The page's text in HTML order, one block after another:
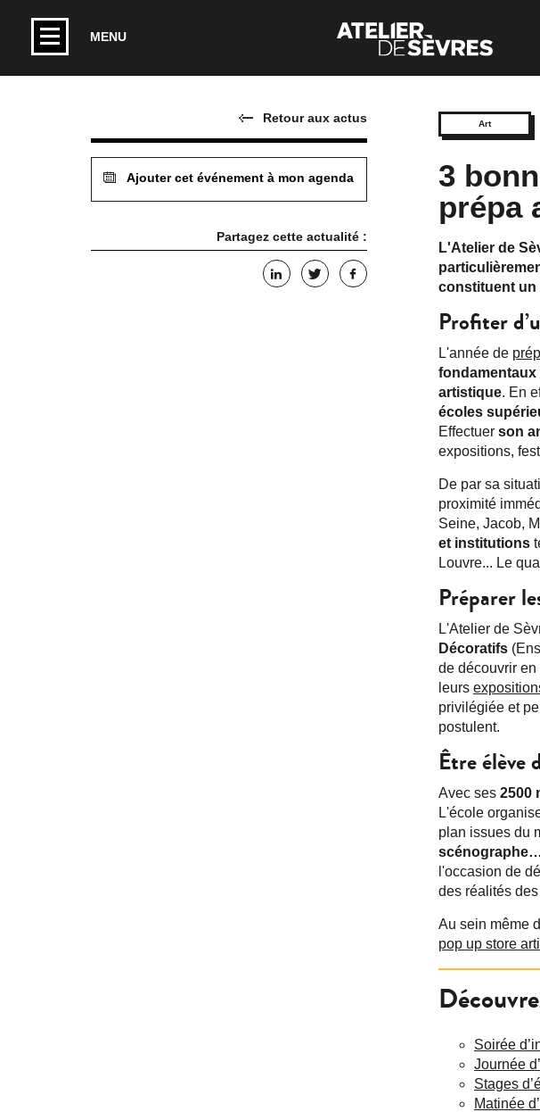
MENU
Retour aux actus
Ajouter cet événement à mon agenda
Partagez cette actualité :
Art
3
prépa
L'Atelier de
constituent un
Profiter
L'année de
artistique. En
écoles
Effectuer son
expositions,
De par sa
proximité
Seine, Jacob,
et institutions
Louvre... Le
Préparer
L'Atelier de
Décoratifs
de découvrir
leurs
privilégiée et
postulent.
Être élève
Avec ses 2500
L'école
plan issues du
l'occasion de
des réalités
Au sein même
pop up store
Soirée
Journée
Stages
Matinée